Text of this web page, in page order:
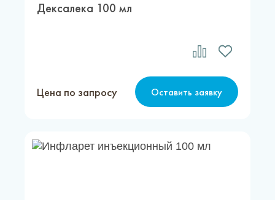
Дексалека 100 мл
Цена по запросу Оставить заявку